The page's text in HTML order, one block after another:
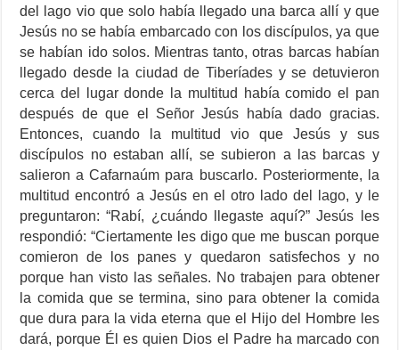
del lago vio que solo había llegado una barca allí y que
Jesús no se había embarcado con los discípulos, ya que
se habían ido solos. Mientras tanto, otras barcas habían
llegado desde la ciudad de Tiberíades y se detuvieron
cerca del lugar donde la multitud había comido el pan
después de que el Señor Jesús había dado gracias.
Entonces, cuando la multitud vio que Jesús y sus
discípulos no estaban allí, se subieron a las barcas y
salieron a Cafarnaúm para buscarlo. Posteriormente, la
multitud encontró a Jesús en el otro lado del lago, y le
preguntaron: “Rabí, ¿cuándo llegaste aquí?” Jesús les
respondió: “Ciertamente les digo que me buscan porque
comieron de los panes y quedaron satisfechos y no
porque han visto las señales. No trabajen para obtener
la comida que se termina, sino para obtener la comida
que dura para la vida eterna que el Hijo del Hombre les
dará, porque Él es quien Dios el Padre ha marcado con